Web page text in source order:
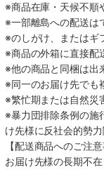
※商品在庫・天候不順
※一部離島への配送は
※のしがけ、またはギ
※商品の外箱に直接配
※他の商品と同梱は出
※同一のお届け先でも
※繁忙期または自然災
※暴力団排除条例の施
け先様に反社会的勢
【配送商品へのご注意
お届け先様の長期不